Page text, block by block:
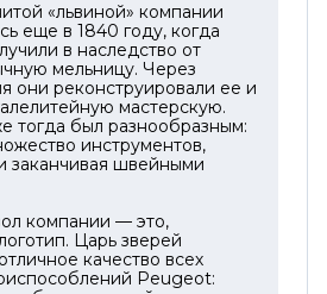
две многоразовые
плотно закрывают
вакуумный
Clavelin, входящий в
легкого открывания
Благодаря
механизму, он
бутылки одним
Прочная
«львиной» компании
еще в 1840 году, когда
в наследство от
мельницу. Через
они реконструировали ее и
мастерскую.
тогда был разнообразным:
инструментов,
заканчивая швейными
компании — это,
Царь зверей
качество всех
Peugeot: